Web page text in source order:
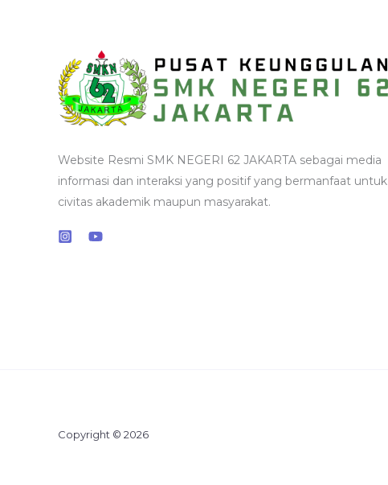
Website Resmi SMK NEGERI 62 JAKARTA sebagai media
informasi dan interaksi yang positif yang bermanfaat untuk
civitas akademik maupun masyarakat.
Copyright © 2026